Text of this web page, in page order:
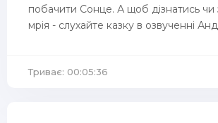
побачити Сонце. А щоб дізнатись чи
мрія - слухайте казку в озвученні
Триває: 00:05:36